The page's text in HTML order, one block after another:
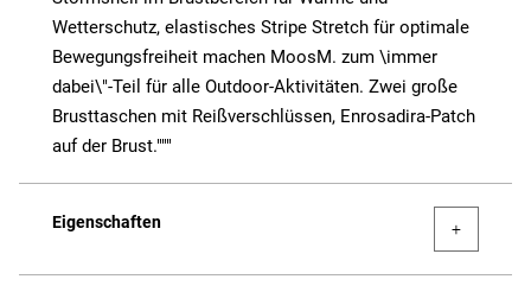
Wetterschutz, elastisches Stripe Stretch für optimale
Bewegungsfreiheit machen MoosM. zum \immer
dabei\"-Teil für alle Outdoor-Aktivitäten. Zwei große
Brusttaschen mit Reißverschlüssen, Enrosadira-Patch
auf der Brust."""
Eigenschaften